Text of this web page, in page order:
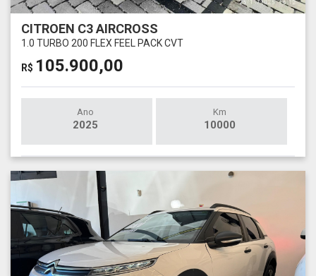
CITROEN C3 AIRCROSS
1.0 TURBO 200 FLEX FEEL PACK CVT
R$ 105.900,00
Ano
2025
Km
10000